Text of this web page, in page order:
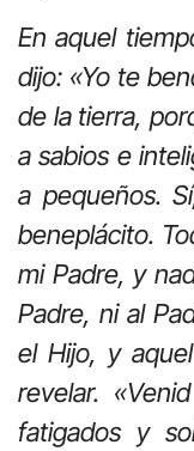
En aquel
dijo: «Yo te
de la tierra,
a sabios e
a pequeños.
beneplácito.
mi Padre, y
Padre, ni al
el Hijo, y
revelar.
fatigados y